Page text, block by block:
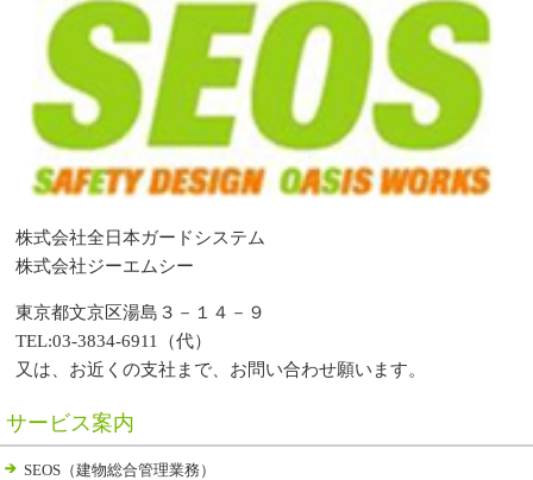
株式会社全日本ガードシステム
株式会社ジーエムシー
東京都文京区湯島３－１４－９
TEL:03-3834-6911（代）
又は、お近くの支社まで、お問い合わせ願います。
サービス案内
SEOS（建物総合管理業務）